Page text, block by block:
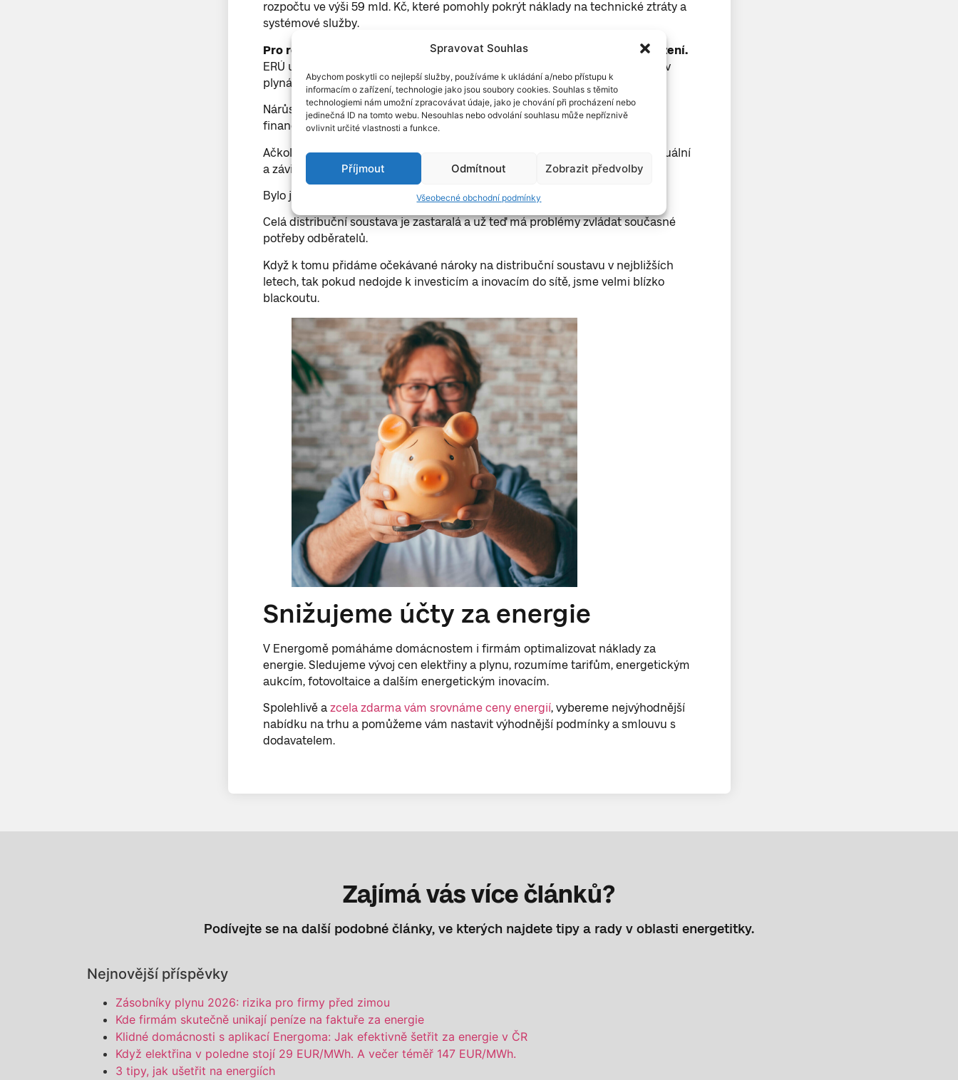
Spravovat Souhlas
Abychom poskytli co nejlepší služby, používáme k ukládání a/nebo přístupu k
informacím o zařízení, technologie jako jsou soubory cookies. Souhlas s těmito
technologiemi nám umožní zpracovávat údaje, jako je chování při procházení nebo
jedinečná ID na tomto webu. Nesouhlas nebo odvolání souhlasu může nepříznivě
ovlivnit určité vlastnosti a funkce.
Příjmout Odmítnout Zobrazit předvolby
Všeobecné obchodní podmínky
rozpočtu ve výši 59 mld. Kč, které pomohly pokrýt náklady na technické ztráty a
systémové služby.
Pro rok 2024 byly dotace stanoveny na 9,35 mld. Kč, což je výrazné snížení.
ERÚ uvedl, že pro elektroenergetiku snížil náklady o cca 14 mld. Kč, zatímco v
plynárenství o 1 mld. Kč.
Nárůst regulované složky cen energií v roce 2024 představuje významnou
finanční zátěž pro české domácnosti a podniky.
Ačkoliv státní dotace částečně zmírňují dopad, vývoj cen bude velmi individuální
a závislý na specifických okolnostech jednotlivých odběratelů.
Bylo jen otázkou, kdy k tomuto zdražování dojde.
Celá distribuční soustava je zastaralá a už teď má problémy zvládat současné
potřeby odběratelů.
Když k tomu přidáme očekávané nároky na distribuční soustavu v nejbližších
letech, tak pokud nedojde k investicím a inovacím do sítě, jsme velmi blízko
blackoutu.
Snižujeme účty za energie
V Energomě pomáháme domácnostem i firmám optimalizovat náklady za
energie. Sledujeme vývoj cen elektřiny a plynu, rozumíme tarifům, energetickým
aukcím, fotovoltaice a dalším energetickým inovacím.
Spolehlivě a zcela zdarma vám srovnáme ceny energií, vybereme nejvýhodnější
nabídku na trhu a pomůžeme vám nastavit výhodnější podmínky a smlouvu s
dodavatelem.
Zajímá vás více článků?
Podívejte se na další podobné články, ve kterých najdete tipy a rady v oblasti energetitky.
Nejnovější příspěvky
Zásobníky plynu 2026: rizika pro firmy před zimou
Kde firmám skutečně unikají peníze na faktuře za energie
Klidné domácnosti s aplikací Energoma: Jak efektivně šetřit za energie v ČR
Když elektřina v poledne stojí 29 EUR/MWh. A večer téměř 147 EUR/MWh.
3 tipy, jak ušetřit na energiích